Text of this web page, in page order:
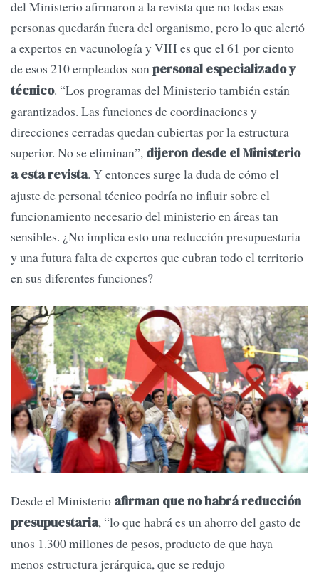
del Ministerio afirmaron a la revista que no todas esas
personas quedarán fuera del organismo, pero lo que alertó
a expertos en vacunología y VIH es que el 61 por ciento
de esos 210 empleados sonpersonal especializado y
técnico. “Los programas del Ministerio también están
garantizados. Las funciones de coordinaciones y
direcciones cerradas quedan cubiertas por la estructura
superior. No se eliminan”, dijeron desde el Ministerio
a esta revista. Y entonces surge la duda de cómo el
ajuste de personal técnico podría no influir sobre el
funcionamiento necesario del ministerio en áreas tan
sensibles. ¿No implica esto una reducción presupuestaria
y una futura falta de expertos que cubran todo el territorio
en sus diferentes funciones?
Desde el Ministerio afirman que no habrá reducción
presupuestaria, “lo que habrá es un ahorro del gasto de
unos 1.300 millones de pesos, producto de que haya
menos estructura jerárquica, que se redujo